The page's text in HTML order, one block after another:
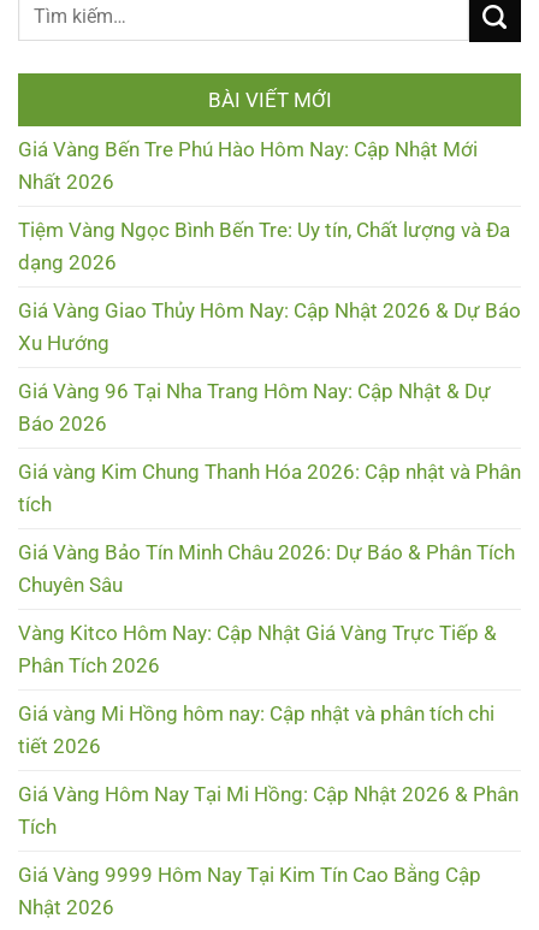
BÀI VIẾT MỚI
Giá Vàng Bến Tre Phú Hào Hôm Nay: Cập Nhật Mới
Nhất 2026
Tiệm Vàng Ngọc Bình Bến Tre: Uy tín, Chất lượng và Đa
dạng 2026
Giá Vàng Giao Thủy Hôm Nay: Cập Nhật 2026 & Dự Báo
Xu Hướng
Giá Vàng 96 Tại Nha Trang Hôm Nay: Cập Nhật & Dự
Báo 2026
Giá vàng Kim Chung Thanh Hóa 2026: Cập nhật và Phân
tích
Giá Vàng Bảo Tín Minh Châu 2026: Dự Báo & Phân Tích
Chuyên Sâu
Vàng Kitco Hôm Nay: Cập Nhật Giá Vàng Trực Tiếp &
Phân Tích 2026
Giá vàng Mi Hồng hôm nay: Cập nhật và phân tích chi
tiết 2026
Giá Vàng Hôm Nay Tại Mi Hồng: Cập Nhật 2026 & Phân
Tích
Giá Vàng 9999 Hôm Nay Tại Kim Tín Cao Bằng Cập
Nhật 2026